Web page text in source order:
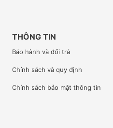
THÔNG TIN
Bảo hành và đổi trả
Chính sách và quy định
Chính sách bảo mật thông tin